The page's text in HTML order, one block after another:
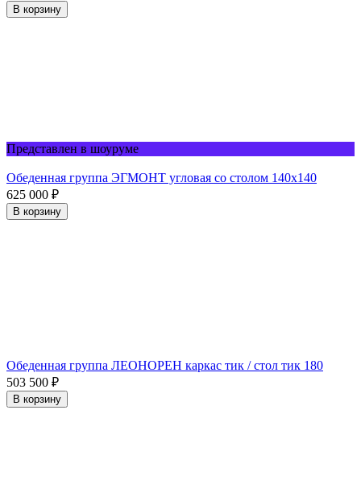
В корзину
Представлен в шоуруме
Обеденная группа ЭГМОНТ угловая со столом 140х140
625 000 ₽
В корзину
Обеденная группа ЛЕОНОРЕН каркас тик / стол тик 180
503 500 ₽
В корзину